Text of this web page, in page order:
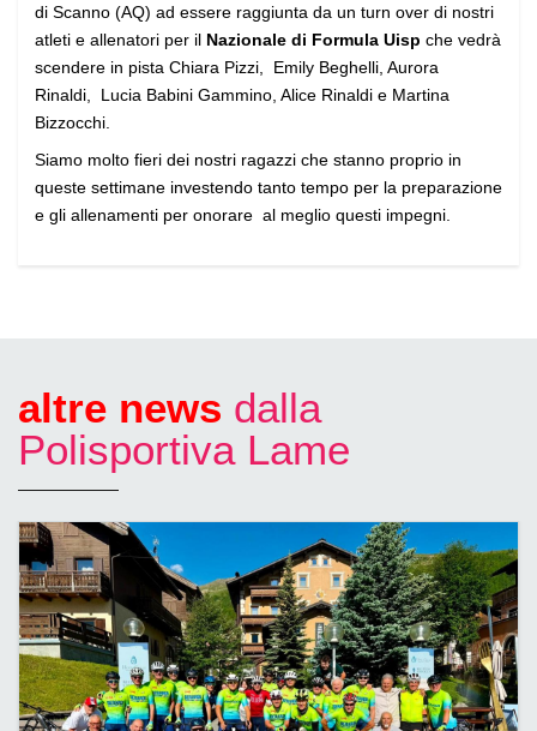
di Scanno (AQ) ad essere raggiunta da un turn over di nostri
atleti e allenatori per il Nazionale di Formula Uisp che vedrà
scendere in pista Chiara Pizzi, Emily Beghelli, Aurora
Rinaldi, Lucia Babini Gammino, Alice Rinaldi e Martina
Bizzocchi.
Siamo molto fieri dei nostri ragazzi che stanno proprio in
queste settimane investendo tanto tempo per la preparazione
e gli allenamenti per onorare al meglio questi impegni.
altre news dalla
Polisportiva Lame